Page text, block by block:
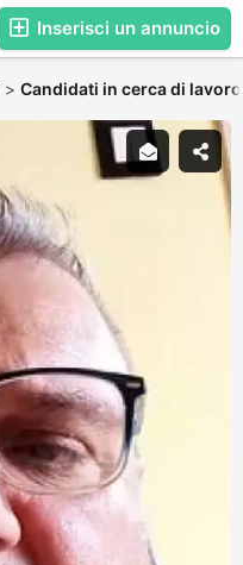
Inserisci un annuncio
> Candidati in cerca di lavoro